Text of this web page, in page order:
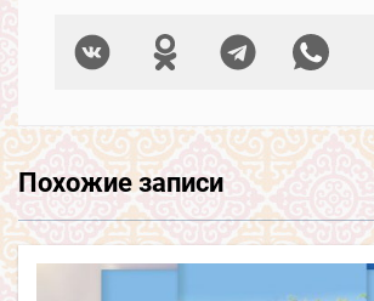
Похожие записи